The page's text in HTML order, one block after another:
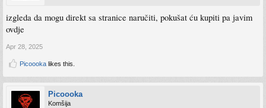
izgleda da mogu direkt sa stranice naručiti, pokušat ću kupiti pa javim
ovdje
Apr 28, 2025
Picoooka likes this.
Picoooka
Komšija